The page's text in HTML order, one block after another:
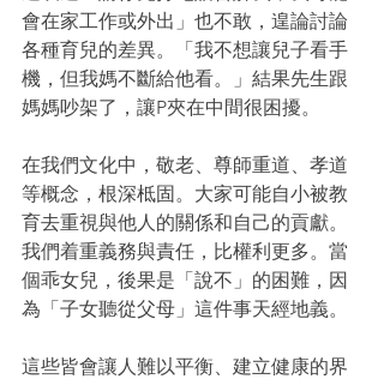
會在家工作或外出」也不敢，遑論討論
各種育兒的差異。「我不想讓兒子看手
機，但我媽不斷給他看。」結果先生跟
媽媽吵架了，讓P夾在中間很困擾。
在我們文化中，敬老、尊師重道、孝道
等概念，根深柢固。大家可能自小被教
育去重視與他人的關係和自己的貢獻。
我們着重義務與責任，比權利更多。當
個乖女兒，後果是「說不」的困難，因
為「子女聽從父母」這件事天經地義。
這些皆會讓人難以平衡、建立健康的界